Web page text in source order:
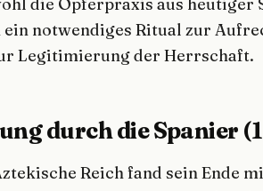
notwendiges Ritual zur
Legitimierung der Herrschaft.
durch die Spanier
Reich fand sein Ende